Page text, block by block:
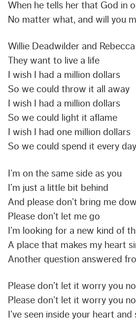
When he tells her that God in
No matter what, and will you
Willie Deadwilder and Rebecca
They want to live a life
I wish I had a million dollars
So we could throw it all away
I wish I had a million dollars
So we could light it aflame
I wish I had one million dollars
So we could spend it every day
I’m on the same side as you
I’m just a little bit behind
And please don’t bring me
Please don’t let me go
I’m looking for a new kind of
A place that makes my heart
Another question answered
Please don’t let it worry you
Please don’t let it worry you
I’ve seen inside your heart and